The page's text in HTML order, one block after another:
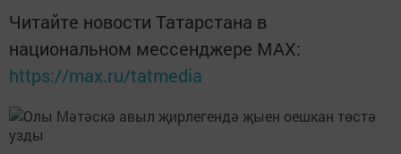
Читайте новости Татарстана в
национальном мессенджере MАХ:
https://max.ru/tatmedia